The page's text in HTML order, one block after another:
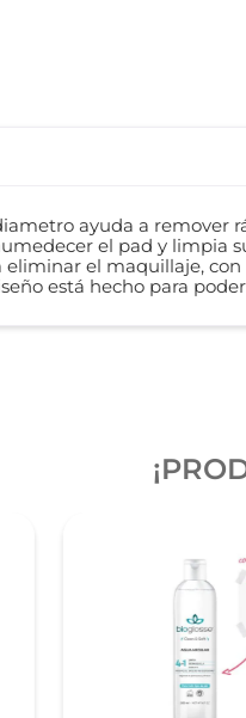
ayuda a remover
el pad y limpia
el maquillaje,
está hecho para